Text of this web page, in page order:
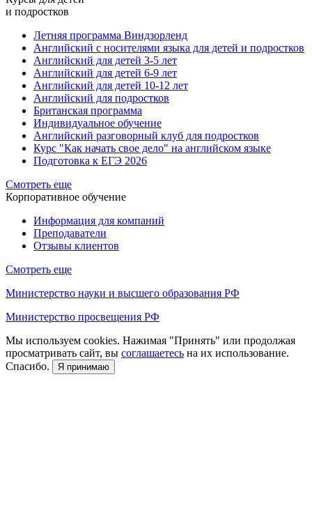
и подростков
Летняя программа Виндзорленд
Английский с носителями языка для детей и подростков
Английский для детей 3-5 лет
Английский для детей 6-9 лет
Английский для детей 10-12 лет
Английский для подростков
Британская программа
Индивидуальное обучение
Английский разговорный клуб для подростков
Курс "Как начать свое дело" на английском языке
Подготовка к ЕГЭ 2026
Смотреть еще
Корпоративное обучение
Информация для компаний
Преподаватели
Отзывы клиентов
Смотреть еще
Министерство науки и высшего образования РФ
Министерство просвещения РФ
Мы используем cookies. Нажимая "Принять" или продолжая
просматривать сайт, вы соглашаетесь на их использование.
Спасибо.
Я принимаю